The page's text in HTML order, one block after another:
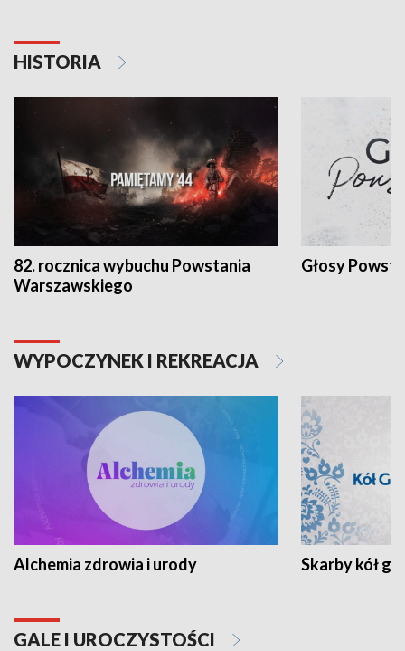
HISTORIA
82. rocznica wybuchu Powstania
Warszawskiego
Głosy
WYPOCZYNEK I REKREACJA
Alchemia zdrowia i urody Skarby kół
GALE I UROCZYSTOŚCI